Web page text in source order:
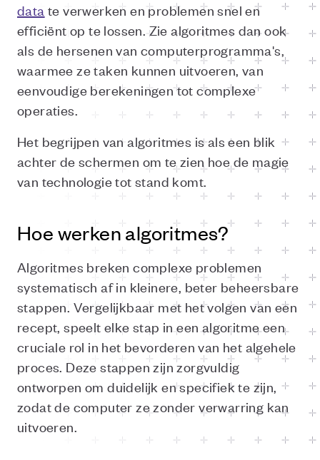
data te verwerken en problemen snel en
efficiënt op te lossen. Zie algoritmes dan ook
als de hersenen van computerprogramma's,
waarmee ze taken kunnen uitvoeren, van
eenvoudige berekeningen tot complexe
operaties.
Het begrijpen van algoritmes is als een blik
achter de schermen om te zien hoe de magie
van technologie tot stand komt.
Hoe werken algoritmes?
Algoritmes breken complexe problemen
systematisch af in kleinere, beter beheersbare
stappen. Vergelijkbaar met het volgen van een
recept, speelt elke stap in een algoritme een
cruciale rol in het bevorderen van het algehele
proces. Deze stappen zijn zorgvuldig
ontworpen om duidelijk en specifiek te zijn,
zodat de computer ze zonder verwarring kan
uitvoeren.